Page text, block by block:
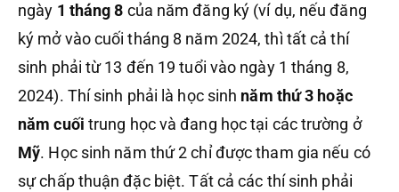
ngày 1 tháng 8 của năm đăng ký (ví dụ, nếu đăng
ký mở vào cuối tháng 8 năm 2024, thì tất cả thí
sinh phải từ 13 đến 19 tuổi vào ngày 1 tháng 8,
2024). Thí sinh phải là học sinh năm thứ 3 hoặc
năm cuối trung học và đang học tại các trường ở
Mỹ. Học sinh năm thứ 2 chỉ được tham gia nếu có
sự chấp thuận đặc biệt. Tất cả các thí sinh phải